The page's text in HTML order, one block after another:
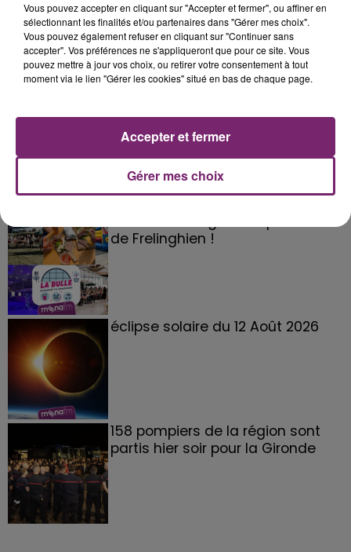
de Frelinghien !
éclipse solaire du 12 Août 2026
158 pompiers de la région sont
partis hier soir pour la Gironde
Vous pouvez accepter en cliquant sur "Accepter et fermer", ou affiner en
sélectionnant les finalités et/ou partenaires dans "Gérer mes choix".
Vous pouvez également refuser en cliquant sur "Continuer sans
accepter". Vos préférences ne s'appliqueront que pour ce site. Vous
pouvez mettre à jour vos choix, ou retirer votre consentement à tout
moment via le lien "Gérer les cookies" situé en bas de chaque page.
Gérer mes choix
Accepter et fermer